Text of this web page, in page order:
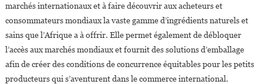
marchés internationaux et à faire découvrir aux acheteurs et
consommateurs mondiaux la vaste gamme d’ingrédients naturels et
sains que l’Afrique a à offrir. Elle permet également de débloquer
l’accès aux marchés mondiaux et fournit des solutions d’emballage
afin de créer des conditions de concurrence équitables pour les petits
producteurs qui s’aventurent dans le commerce international.